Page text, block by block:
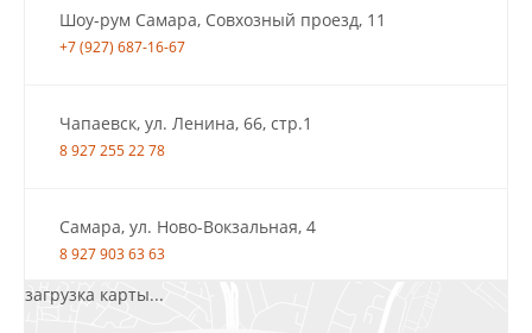
Шоу-рум Самара, Совхозный проезд, 11
+7 (927) 687-16-67
Чапаевск, ул. Ленина, 66, стр.1
8 927 255 22 78
Самара, ул. Ново-Вокзальная, 4
8 927 903 63 63
загрузка карты...